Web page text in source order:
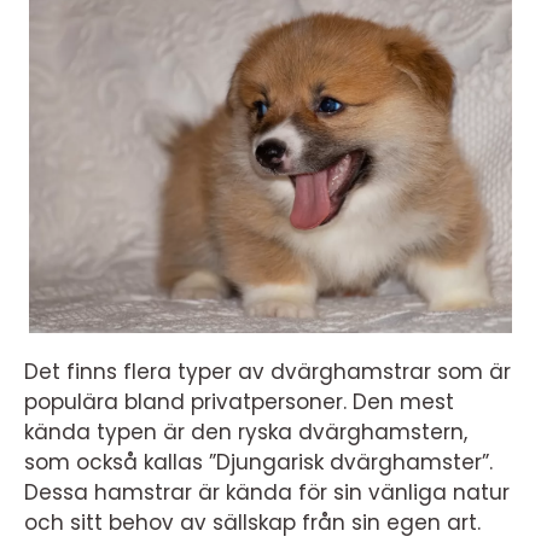
Det finns flera typer av dvärghamstrar som är
populära bland privatpersoner. Den mest
kända typen är den ryska dvärghamstern,
som också kallas ”Djungarisk dvärghamster”.
Dessa hamstrar är kända för sin vänliga natur
och sitt behov av sällskap från sin egen art.